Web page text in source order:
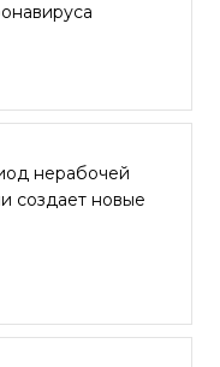
нерабочей
создает новые